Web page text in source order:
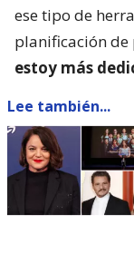
ese tipo de
planificación
estoy más
Lee también...